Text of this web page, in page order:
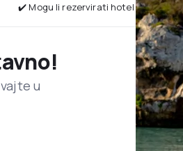
✔️ Mogu li rezervirati hotel zajedno
u